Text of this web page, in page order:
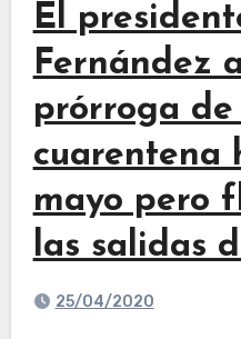
El
Fernández
prórroga de
cuarentena
mayo pero
las salidas
25/04/2020